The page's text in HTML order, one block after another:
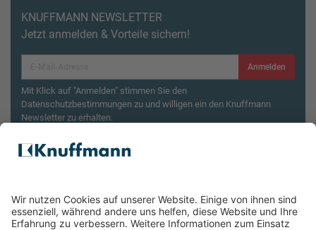
KNUFFMANN NEWSLETTER
Jetzt anmelden & Vorteile sichern!
Anmelden
Mit Klick auf "Anmelden" stimmen Sie den
Datenschutzbestimmungen zu und willigen ein den Knuffmann
Newsletter zu erhalten.
Aktionsbedingungen¹
Wasserkocher